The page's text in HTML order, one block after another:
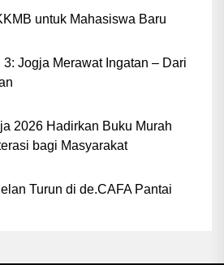
untuk Mahasiswa Baru
Jogja Merawat Ingatan – Dari
2026 Hadirkan Buku Murah
bagi Masyarakat
Turun di de.CAFA Pantai